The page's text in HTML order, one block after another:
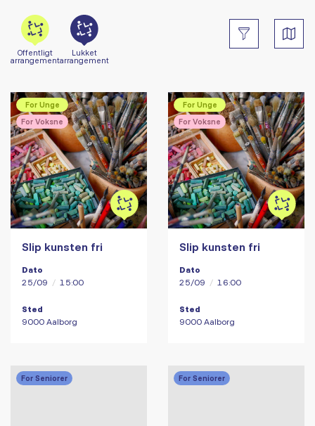
Offentligt
arrangement
Lukket
arrangement
For Unge
For Voksne
Slip kunsten fri
Dato
25/09 / 15:00
Sted
9000 Aalborg
For Unge
For Voksne
Slip kunsten fri
Dato
25/09 / 16:00
Sted
9000 Aalborg
For Seniorer For Seniorer